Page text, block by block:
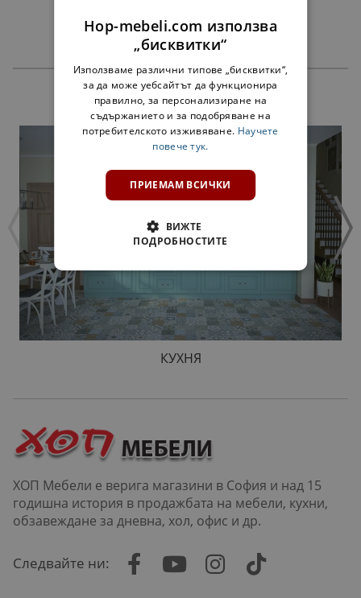
ПРОДУКТИ
КУХНЯ
ХОП Мебели е верига магазини в София и над 15
годишна история в продажбата на мебели, кухни,
обзавеждане за дневна, хол, офис и др.
Следвайте ни:
Hop-mebeli.com използва
„бисквитки“
Използваме различни типове „бисквитки“,
за да може уебсайтът да функционира
правилно, за персонализиране на
съдържанието и за подобряване на
потребителското изживяване. Научете
повече тук.
ПРИЕМАМ ВСИЧКИ
ВИЖТЕ
ПОДРОБНОСТИТЕ